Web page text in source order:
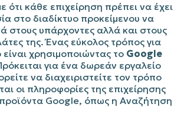
ότι κάθε επιχείρηση πρέπει να έχει
στο διαδίκτυο προκείμενου να
στους υπάρχοντες αλλά και στους
της. Ένας εύκολος τρόπος για
χρησιμοποιώντας το Google
για ένα δωρεάν εργαλείο
να διαχειριστείτε τον τρόπο
οι πληροφορίες της επιχείρησης
Google, όπως η Αναζήτηση